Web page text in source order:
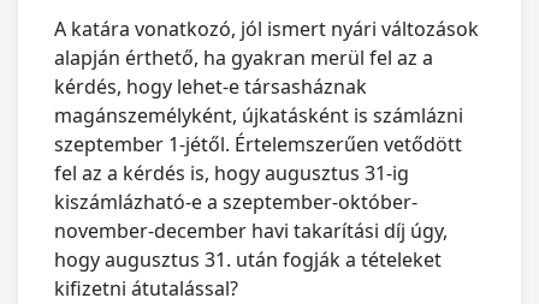
A katára vonatkozó, jól ismert nyári változások
alapján érthető, ha gyakran merül fel az a
kérdés, hogy lehet-e társasháznak
magánszemélyként, újkatásként is számlázni
szeptember 1-jétől. Értelemszerűen vetődött
fel az a kérdés is, hogy augusztus 31-ig
kiszámlázható-e a szeptember-október-
november-december havi takarítási díj úgy,
hogy augusztus 31. után fogják a tételeket
kifizetni átutalással?